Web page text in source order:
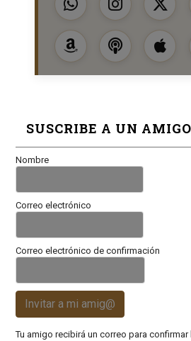
SUSCRIBE A UN
Nombre
Correo electrónico
Correo electrónico de confirmación
Invitar a mi amig@
Tu amigo recibirá un correo para confirmar